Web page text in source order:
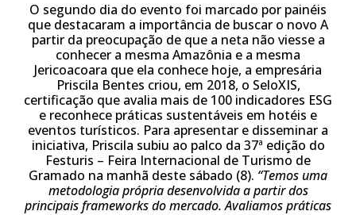
O segundo dia do evento foi marcado por painéis
que destacaram a importância de buscar o novo A
partir da preocupação de que a neta não viesse a
conhecer a mesma Amazônia e a mesma
Jericoacoara que ela conhece hoje, a empresária
Priscila Bentes criou, em 2018, o SeloXIS,
certificação que avalia mais de 100 indicadores ESG
e reconhece práticas sustentáveis em hotéis e
eventos turísticos. Para apresentar e disseminar a
iniciativa, Priscila subiu ao palco da 37ª edição do
Festuris – Feira Internacional de Turismo de
Gramado na manhã deste sábado (8). “Temos uma
metodologia própria desenvolvida a partir dos
principais frameworks do mercado. Avaliamos práticas